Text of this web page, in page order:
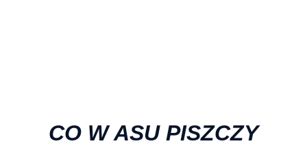
CO W ASU PISZCZY